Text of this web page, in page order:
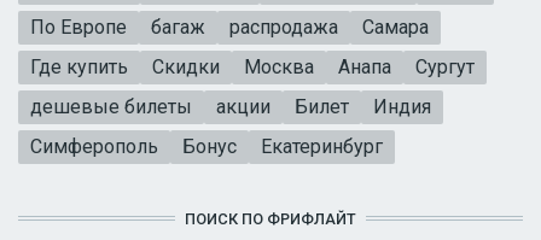
По Европе
багаж распродажа
Самара
Где купить
Скидки Москва Анапа
Сургут
дешевые билеты
акции Билет
Индия
Симферополь
Бонус Екатеринбург
ПОИСК ПО ФРИФЛАЙТ